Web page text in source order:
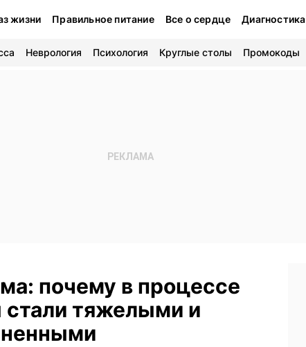
жизни Правильное питание Все о сердце Диагностика
Неврология Психология Круглые столы Промокоды
почему в процессе
тяжелыми и